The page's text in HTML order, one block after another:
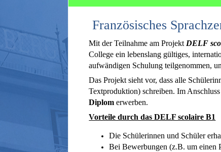
Französisches
Mit der Teilnahme am Projekt DELF
College ein lebenslang gültiges,
aufwändigen Schulung teilgenommen,
Das Projekt sieht vor, dass alle
Textproduktion) schreiben. Im
Diplomerwerben.
Vorteile durch das DELF scolaire B1
Die Schülerinnen und Schüler
Bei Bewerbungen (z.B. um einen